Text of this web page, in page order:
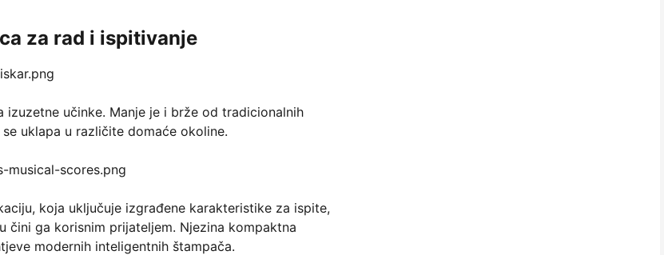
za rad i ispitivanje
izuzetne učinke. Manje je i brže od tradicionalnih
uklapa u različite domaće okoline.
koja uključuje izgrađene karakteristike za ispite,
čini ga korisnim prijateljem. Njezina kompaktna
modernih inteligentnih štampača.